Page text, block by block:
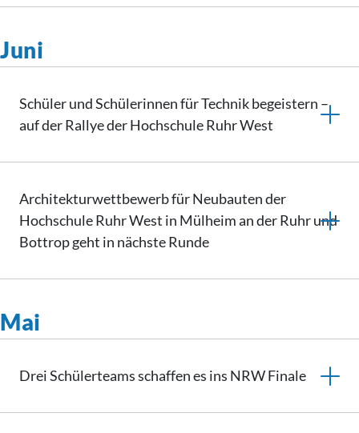
Juni
Schüler und Schülerinnen für Technik begeistern –
auf der Rallye der Hochschule Ruhr West
Architekturwettbewerbfür Neubauten der
Hochschule Ruhr West in Mülheim an der Ruhr und
Bottrop geht in nächste Runde
Mai
Drei Schülerteams schaffen es ins NRW Finale